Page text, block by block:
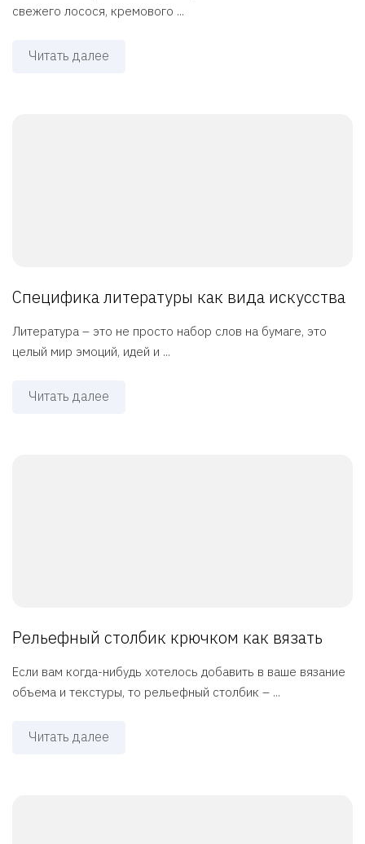
свежего лосося, кремового ...
Читать далее
Специфика литературы как вида искусства
Литература – это не просто набор слов на бумаге, это
целый мир эмоций, идей и ...
Читать далее
Рельефный столбик крючком как вязать
Если вам когда-нибудь хотелось добавить в ваше вязание
объема и текстуры, то рельефный столбик – ...
Читать далее